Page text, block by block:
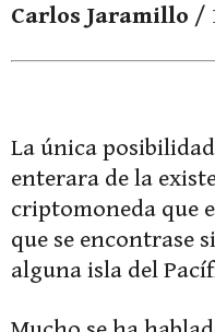
Carlos Jaramillo /
La única
enterara de la
criptomoneda que
que se encontrase
alguna isla del